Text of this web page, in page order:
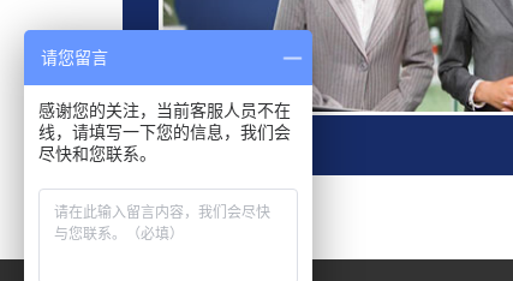
请您留言
感谢您的关注，当前客服人员不在
线，请填写一下您的信息，我们会
尽快和您联系。